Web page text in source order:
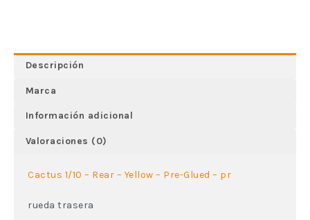
Descripción
Marca
Información adicional
Valoraciones (0)
Cactus 1/10 – Rear – Yellow – Pre-Glued – pr
rueda trasera